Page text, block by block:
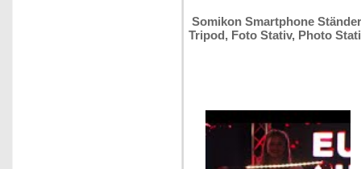
Somikon Smartphone
Tripod, Foto Stativ, Photo